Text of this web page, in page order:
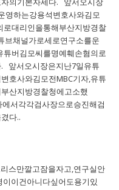
영하는강용석변호사와김모
로대리인을통해부산지방경찰
채널가로세로연구소를운
튜버김모씨를명예훼손혐의로
앞서오시장은지난7일유튜
호사와김모전MBC기자,유튜
산지방경찰청에고소했
서각각검사장으로승진해검
다..
스만깔고잠을자고,연구실안
이건아니다싶어도용기있